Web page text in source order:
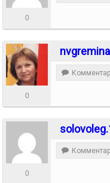
0
0
0